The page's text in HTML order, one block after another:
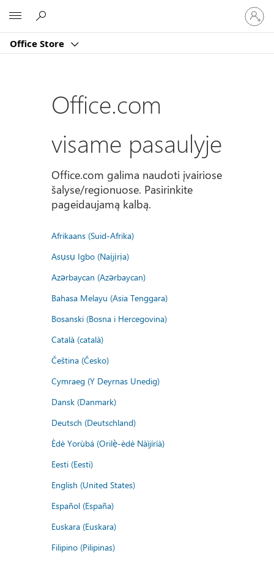
Office Store
prie
Office.com
visame pasaulyje
Office.com galima naudoti įvairiose
šalyse/regionuose. Pasirinkite
pageidaujamą kalbą.
Afrikaans (Suid-Afrika)
Asụsụ Igbo (Naịjịrịa)
Azərbaycan (Azərbaycan)
Bahasa Melayu (Asia Tenggara)
Bosanski (Bosna i Hercegovina)
Català (català)
Čeština (Česko)
Cymraeg (Y Deyrnas Unedig)
Dansk (Danmark)
Deutsch (Deutschland)
Èdè Yorùbá (Orilẹ̀-èdè Nàìjíríà)
Eesti (Eesti)
English (United States)
Español (España)
Euskara (Euskara)
Filipino (Pilipinas)